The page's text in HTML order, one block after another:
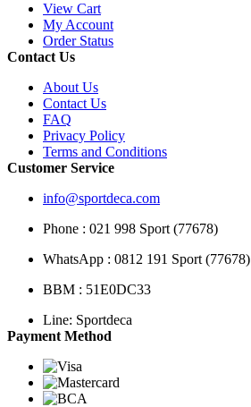
View Cart
My Account
Order Status
Contact Us
About Us
Contact Us
FAQ
Privacy Policy
Terms and Conditions
Customer Service
info@sportdeca.com
Phone : 021 998 Sport (77678)
WhatsApp : 0812 191 Sport (77678)
BBM : 51E0DC33
Line: Sportdeca
Payment Method